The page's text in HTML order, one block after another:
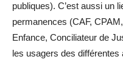
publiques). C’est aussi un
permanences (CAF,
Enfance, Conciliateur de
les usagers des différentes